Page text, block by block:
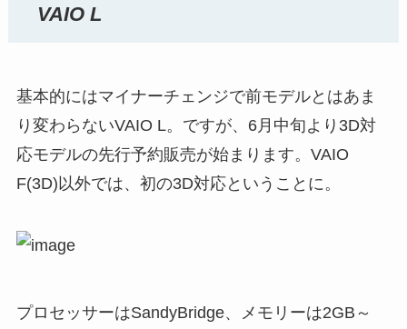
VAIO L
基本的にはマイナーチェンジで前モデルとはあま
り変わらないVAIO L。ですが、6月中旬より3D対
応モデルの先行予約販売が始まります。VAIO
F(3D)以外では、初の3D対応ということに。
プロセッサーはSandyBridge、メモリーは2GB～